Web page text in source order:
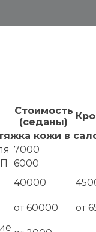
Стоимость
(седаны)
кожи в
7000
6000
40000
от 60000 от